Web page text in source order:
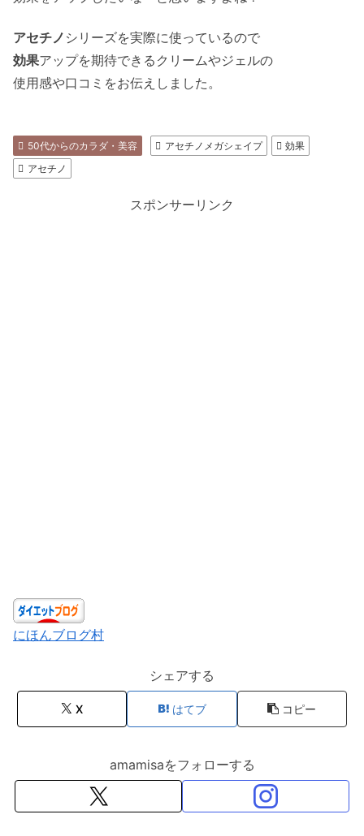
アセチノ シリーズを実際に使っているので
効果アップを期待できるクリームやジェルの
使用感や口コミをお伝えしました。
50代からのカラダ・美容 アセチノメガシェイプ
効果
アセチノ
スポンサーリンク
にほんブログ村
シェアする
X はてブ コピー
amamisaをフォローする